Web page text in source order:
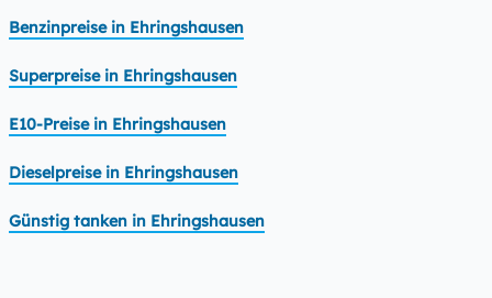
Benzinpreise in Ehringshausen
Superpreise in Ehringshausen
E10-Preise in Ehringshausen
Dieselpreise in Ehringshausen
Günstig tanken in Ehringshausen